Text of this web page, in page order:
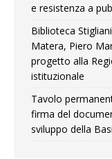
e resistenza a
Biblioteca
Matera, Piero
progetto alla
istituzionale
Tavolo
firma del
sviluppo della